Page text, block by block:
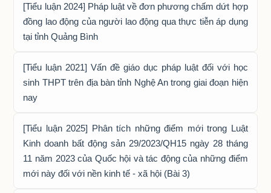
[Tiểu luận 2024] Pháp luật về đơn phương chấm dứt hợp
đồng lao động của người lao động qua thực tiễn áp dụng
tại tỉnh Quảng Bình
[Tiểu luận 2021] Vấn đề giáo dục pháp luật đối với học
sinh THPT trên địa bàn tỉnh Nghệ An trong giai đoạn hiện
nay
[Tiểu luận 2025] Phân tích những điểm mới trong Luật
Kinh doanh bất động sản 29/2023/QH15 ngày 28 tháng
11 năm 2023 của Quốc hội và tác động của những điểm
mới này đối với nền kinh tế - xã hội (Bài 3)